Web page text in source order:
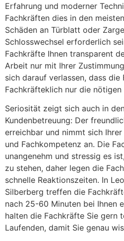
Erfahrung und moderner
Fachkräften dies in den
Schäden an Türblatt oder
Schlosswechsel erforderlich
Fachkräfte Ihnen transparent
Arbeit nur mit Ihrer
sich darauf verlassen, dass die
Fachkräfteklich nur die
Seriosität zeigt sich auch in
Kundenbetreuung: Der
erreichbar und nimmt sich
und Fachkompetenz an. Die
unangenehm und stressig es
zu stehen, daher legen die
schnelle Reaktionszeiten. In
Silberberg treffen die
nach 25-60 Minuten bei Ihnen
halten die Fachkräfte Sie gern
Laufenden, damit Sie genau